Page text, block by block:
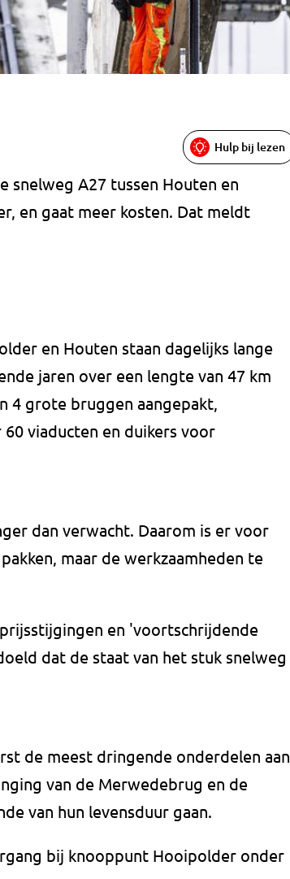
Hulp bij lezen
snelweg A27 tussen Houten en
en gaat meer kosten. Dat meldt
en Houten staan dagelijks lange
jaren over een lengte van 47 km
4 grote bruggen aangepakt,
viaducten en duikers voor
dan verwacht. Daarom is er voor
maar de werkzaamheden te
en 'voortschrijdende
dat de staat van het stuk snelweg
de meest dringende onderdelen aan
van de Merwedebrug en de
van hun levensduur gaan.
bij knooppunt Hooipolder onder